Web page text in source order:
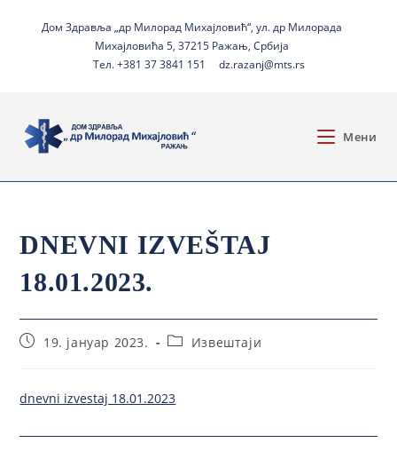
Дом Здравља „др Милорад Михајловић“, ул. др Милорада
Михајловића 5, 37215 Ражањ, Србија
Тел. +381 37 3841 151
dz.razanj@mts.rs
Мени
DNEVNI IZVEŠTAJ
18.01.2023.
19. јануар 2023. Извештаји
dnevni izvestaj 18.01.2023